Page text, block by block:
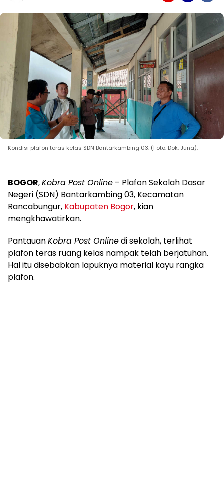
Kondisi plafon teras kelas SDN Bantarkambing 03. (Foto: Dok. Juna).
BOGOR,Kobra Post Online – Plafon Sekolah Dasar
Negeri (SDN) Bantarkambing 03, Kecamatan
Rancabungur, Kabupaten Bogor, kian
mengkhawatirkan.
PantauanKobra Post Onlinedi sekolah, terlihat
plafon teras ruang kelas nampak telah berjatuhan.
Hal itu disebabkan lapuknya material kayu rangka
plafon.